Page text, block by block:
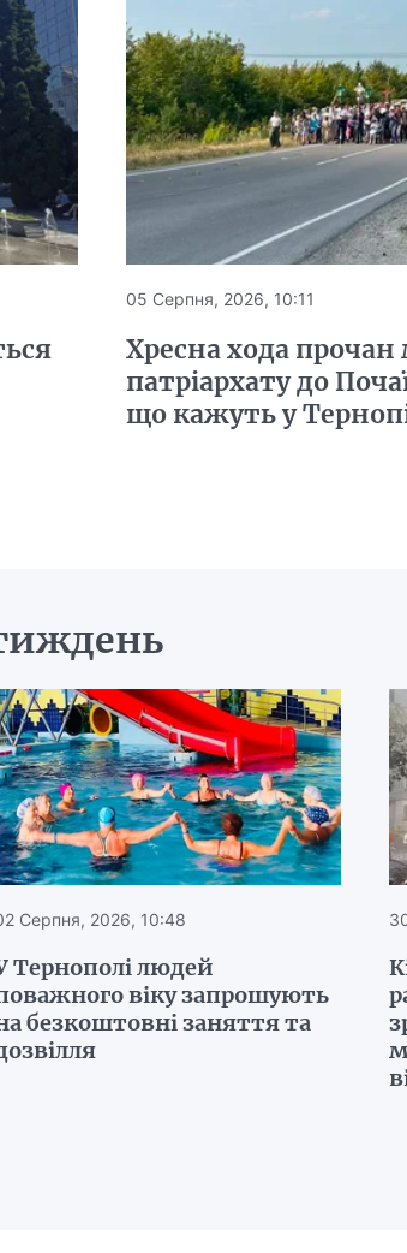
05 Серпня, 2026, 10:11
Хресна хода прочан
патріархату до
що кажуть у
Серпня, 2026, 10:48
Тернополі людей
віку запрошують
безкоштовні заняття та